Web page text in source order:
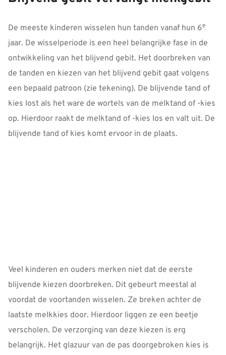
De meeste kinderen wisselen hun tanden vanaf hun 6e
jaar. De wisselperiode is een heel belangrijke fase in de
ontwikkeling van het blijvend gebit. Het doorbreken van
de tanden en kiezen van het blijvend gebit gaat volgens
een bepaald patroon (zie tekening). De blijvende tand of
kies lost als het ware de wortels van de melktand of -kies
op. Hierdoor raakt de melktand of -kies los en valt uit. De
blijvende tand of kies komt ervoor in de plaats.
Veel kinderen en ouders merken niet dat de eerste
blijvende kiezen doorbreken. Dit gebeurt meestal al
voordat de voortanden wisselen. Ze breken achter de
laatste melkkies door. Hierdoor liggen ze een beetje
verscholen. De verzorging van deze kiezen is erg
belangrijk. Het glazuur van de pas doorgebroken kies is